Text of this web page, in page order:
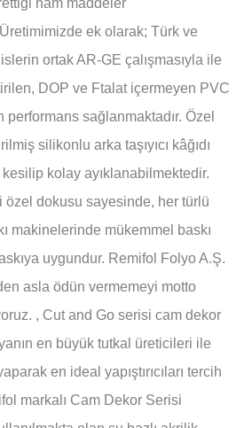
Üretimimizde ek olarak; Türk ve
ortak AR-GE çalışmasıyla ile
DOP ve Ftalat içermeyen PVC
performans sağlanmaktadır. Özel
silikonlu arka taşıyıcı kâğıdı
kolay ayıklanabilmektedir.
özel dokusu sayesinde, her türlü
makinelerinde mükemmel baskı
uygundur. Remifol Folyo A.Ş.
asla ödün vermemeyi motto
, Cut and Go serisi cam dekor
en büyük tutkal üreticileri ile
en ideal yapıştırıcıları tercih
markalı Cam Dekor Serisi